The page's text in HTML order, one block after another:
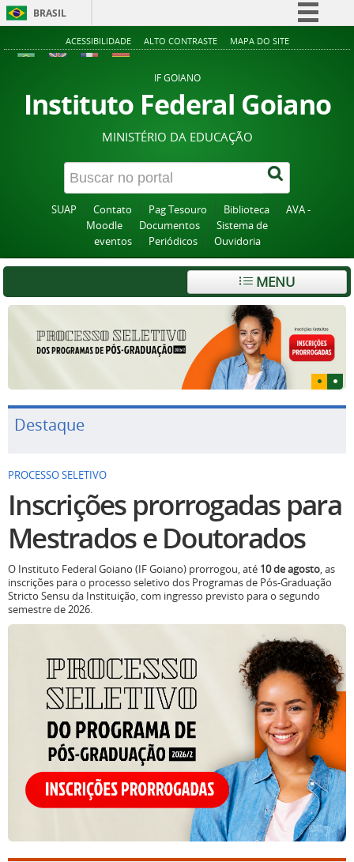
BRASIL
Simplifique!
Acesso à informação
Legislação
Canais
ACESSIBILIDADE ALTO CONTRASTE MAPA DO SITE
IF GOIANO
Instituto Federal Goiano
MINISTÉRIO DA EDUCAÇÃO
SUAP Contato Pag Tesouro Biblioteca
AVA -
Moodle
Documentos
Sistema de
eventos
Periódicos Ouvidoria
MENU
Destaque
PROCESSO SELETIVO
Inscrições prorrogadas para
Mestrados e Doutorados
O Instituto Federal Goiano (IF Goiano) prorrogou, até 10 de agosto, as
inscrições para o processo seletivo dos Programas de Pós-Graduação
Stricto Sensu da Instituição, com ingresso previsto para o segundo
semestre de 2026.